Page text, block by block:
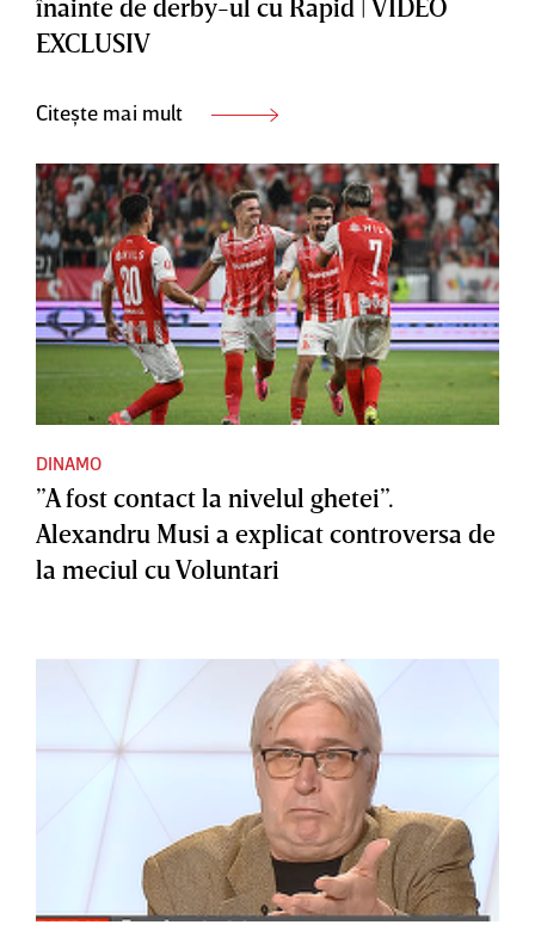
EXCLUSIV
Citește mai mult
DINAMO
”A fost contact la nivelul ghetei”.
Alexandru Musi a explicat controversa de
la meciul cu Voluntari